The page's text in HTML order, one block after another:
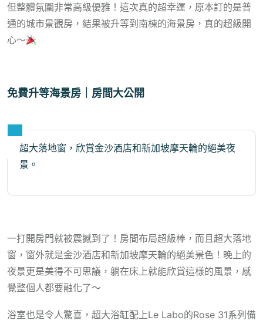
但整體氛圍非常高級優雅！這次真的超幸運，原本訂的是普
通的城市景觀房，結果被升等到南棟的海景房，真的超級開
心～
免費升等海景房｜房間大公開
超大落地窗，欣賞金沙酒店和新加坡摩天輪的絕美夜
景。
一打開房門就被震撼到了！房間布局超級棒，而且超大落地
窗，窗外就是金沙酒店和新加坡摩天輪的絕美景色！晚上的
夜景更是美得不可思議，躺在床上就能欣賞這樣的風景，感
覺整個人都要融化了～
浴室也是令人驚喜，超大浴缸配上Le Labo的Rose 31系列備